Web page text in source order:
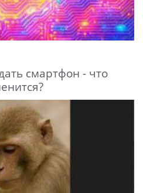
смартфон - что